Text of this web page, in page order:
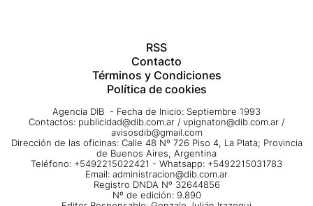
RSS
Contacto
Términos y Condiciones
Política de cookies
Agencia DIB - Fecha de Inicio: Septiembre 1993
Contactos: publicidad@dib.com.ar / vpignaton@dib.com.ar /
avisosdib@gmail.com
Dirección de las oficinas: Calle 48 Nº 726 Piso 4, La Plata; Provincia
de Buenos Aires, Argentina
Teléfono: +5492215022421 - Whatsapp: +5492215031783
Email: administracion@dib.com.ar
Registro DNDA Nº 32644856
Nº de edición: 9.890